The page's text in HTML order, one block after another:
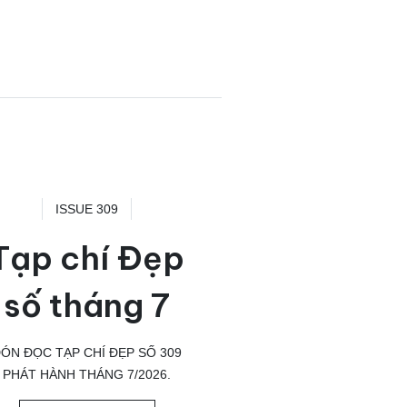
ISSUE 309
chí Đẹp
số tháng 7
ĐỌC TẠP CHÍ ĐẸP SỐ 309
PHÁT HÀNH THÁNG 7/2026.